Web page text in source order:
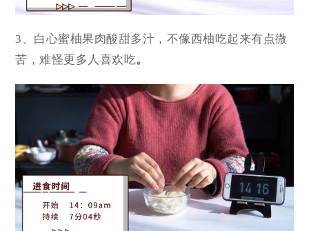
3、白心蜜柚果肉酸甜多汁，不像西柚吃起来有点微
苦，难怪更多人喜欢吃。